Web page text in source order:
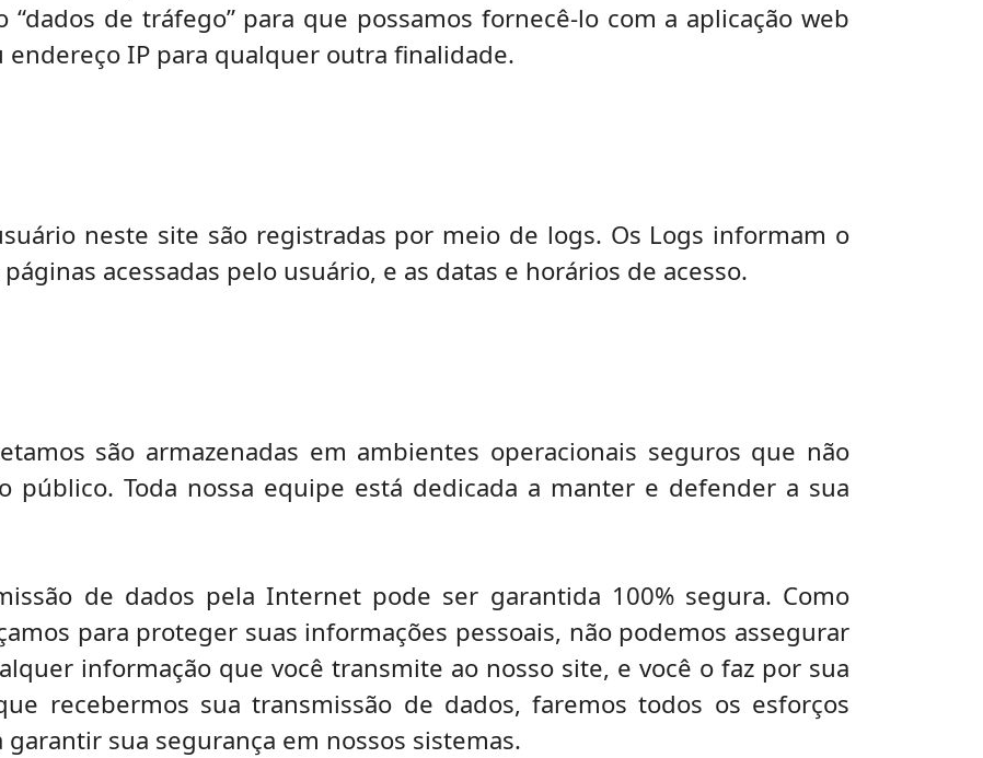
de tráfego” para que possamos fornecê-lo com a aplicação web
endereço IP para qualquer outra finalidade.
neste site são registradas por meio de logs. Os Logs informam o
acessadas pelo usuário, e as datas e horários de acesso.
são armazenadas em ambientes operacionais seguros que não
público. Toda nossa equipe está dedicada a manter e defender a sua
de dados pela Internet pode ser garantida 100% segura. Como
para proteger suas informações pessoais, não podemos assegurar
informação que você transmite ao nosso site, e você o faz por sua
recebermos sua transmissão de dados, faremos todos os esforços
sua segurança em nossos sistemas.